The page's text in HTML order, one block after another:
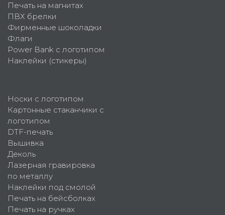
Печать на магнитах
ПВХ брелки
Фирменные шоколадки
Флаги
Power Bank с логотипом
Наклейки (стикеры)
Носки с логотипом
Картонные стаканчики с
логотипом
DTF-печать
Вышивка
Деколь
Лазерная гравировка
по металлу
Наклейки под смолой
Печать на бейсболках
Печать на ручках